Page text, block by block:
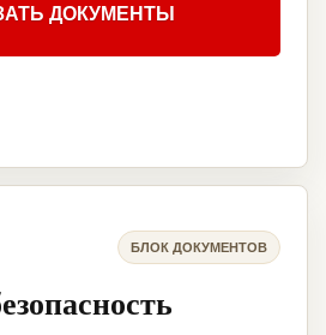
ДОКУМЕНТЫ
БЛОК ДОКУМЕНТОВ